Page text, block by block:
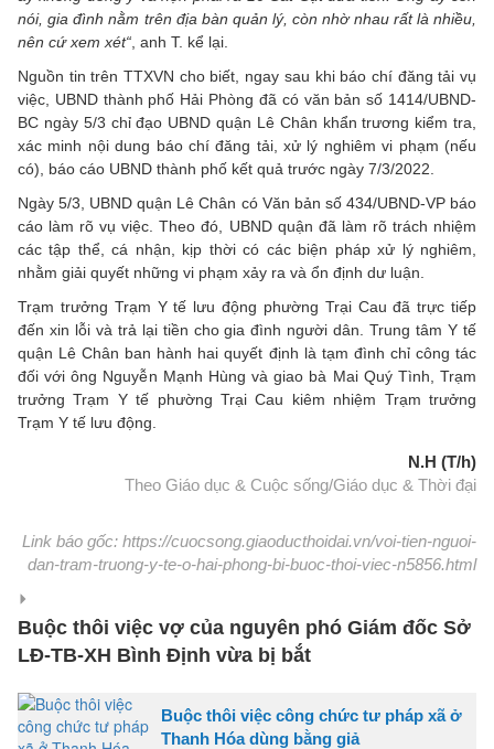
nói, gia đình nằm trên địa bàn quản lý, còn nhờ nhau rất là nhiều,
nên cứ xem xét“ , anh T. kể lại.
Nguồn tin trên TTXVN cho biết, ngay sau khi báo chí đăng tải vụ
việc, UBND thành phố Hải Phòng đã có văn bản số 1414/UBND-
BC ngày 5/3 chỉ đạo UBND quận Lê Chân khẩn trương kiểm tra,
xác minh nội dung báo chí đăng tải, xử lý nghiêm vi phạm (nếu
có), báo cáo UBND thành phố kết quả trước ngày 7/3/2022.
Ngày 5/3, UBND quận Lê Chân có Văn bản số 434/UBND-VP báo
cáo làm rõ vụ việc. Theo đó, UBND quận đã làm rõ trách nhiệm
các tập thể, cá nhận, kịp thời có các biện pháp xử lý nghiêm,
nhằm giải quyết những vi phạm xảy ra và ổn định dư luận.
Trạm trưởng Trạm Y tế lưu động phường Trại Cau đã trực tiếp
đến xin lỗi và trả lại tiền cho gia đình người dân. Trung tâm Y tế
quận Lê Chân ban hành hai quyết định là tạm đình chỉ công tác
đối với ông Nguyễn Mạnh Hùng và giao bà Mai Quý Tình, Trạm
trưởng Trạm Y tế phường Trại Cau kiêm nhiệm Trạm trưởng
Trạm Y tế lưu động.
N.H (T/h)
Theo Giáo dục & Cuộc sống/Giáo dục & Thời đại
Link báo gốc: https://cuocsong.giaoducthoidai.vn/voi-tien-nguoi-
dan-tram-truong-y-te-o-hai-phong-bi-buoc-thoi-viec-n5856.html
Buộc thôi việc vợ của nguyên phó Giám đốc Sở
LĐ-TB-XH Bình Định vừa bị bắt
Buộc thôi việc công chức tư pháp xã ở
Thanh Hóa dùng bằng giả